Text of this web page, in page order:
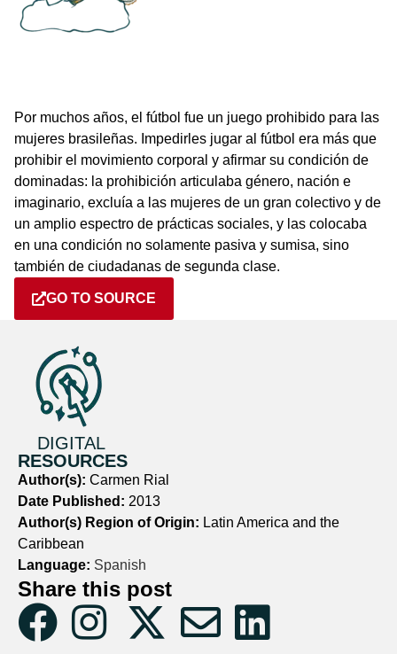
Por muchos años, el fútbol fue un juego prohibido para las
mujeres brasileñas. Impedirles jugar al fútbol era más que
prohibir el movimiento corporal y afirmar su condición de
dominadas: la prohibición articulaba género, nación e
imaginario, excluía a las mujeres de un gran colectivo y de
un amplio espectro de prácticas sociales, y las colocaba
en una condición no solamente pasiva y sumisa, sino
también de ciudadanas de segunda clase.
GO TO SOURCE
DIGITAL
RESOURCES
Author(s): Carmen Rial
Date Published: 2013
Author(s) Region of Origin: Latin America and the
Caribbean
Language: Spanish
Share this post